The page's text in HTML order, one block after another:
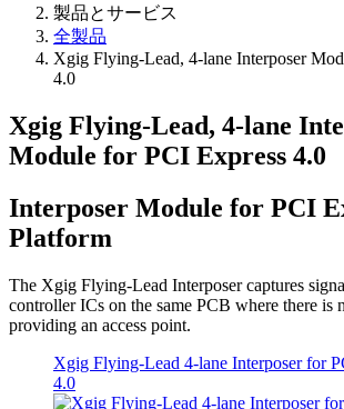
製品とサービス
全製品
Xgig Flying-Lead, 4-lane Interposer
4.0
Xgig Flying-Lead, 4-lane
Module for PCI Express 4.0
Interposer Module for PCI
Platform
The Xgig Flying-Lead Interposer captures
controller ICs on the same PCB where there is
providing an access point.
Xgig Flying-Lead 4-lane Interposer for
4.0